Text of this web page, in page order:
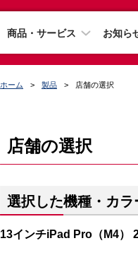
商品・サービス お知ら
ホーム 製品 店舗の選択
店舗の選択
選択した機種・カラ
13インチiPad Pro（M4）